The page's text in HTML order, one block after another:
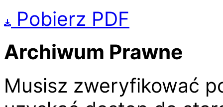
Pobierz PDF
Archiwum Prawne
Musisz zweryfikować